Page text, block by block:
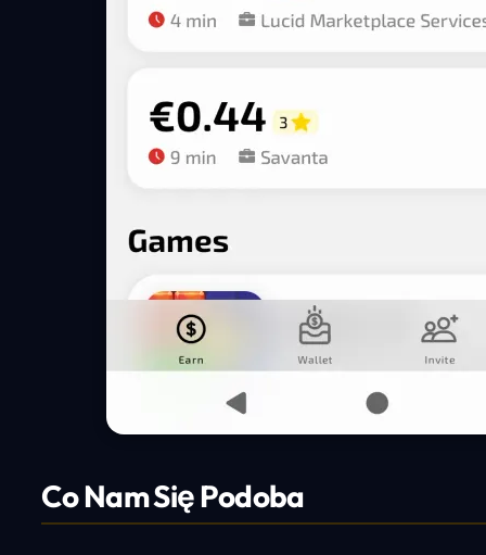
Co Nam Się Podoba